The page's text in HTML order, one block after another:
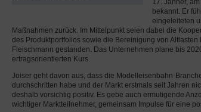
17. Jänner,
bekannt. Er
eingeleiteten
Maßnahmen zurück. Im Mittelpunkt seien dabei die
des Produktportfolios sowie die Bereinigung von
Fleischmann gestanden. Das Unternehmen plane bis
ertragsorientierten Kurs.
Joiser geht davon aus, dass die Modelleisenbahn-
durchschritten habe und der Markt erstmals seit Jahren
deshalb vorsichtig positiv. Es gebe auch ermutigende
wichtiger Marktteilnehmer, gemeinsam Impulse für eine